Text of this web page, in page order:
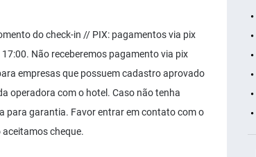
do check-in // PIX: pagamentos via pix
Não receberemos pagamento via pix
empresas que possuem cadastro aprovado
operadora com o hotel. Caso não tenha
para garantia. Favor entrar em contato com o
cheque.